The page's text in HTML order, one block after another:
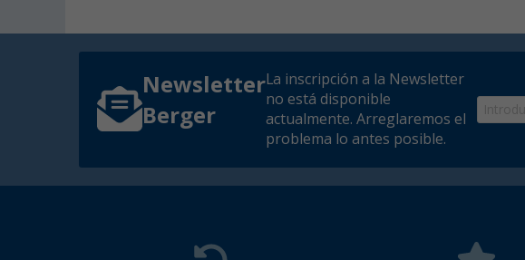
Newsletter
Berger
La inscripción a la Newsletter
no está disponible
actualmente. Arreglaremos el
problema lo antes posible.